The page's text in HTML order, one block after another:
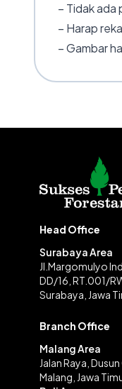
– Tidak ada
– Harap
– Gambar
Head Office
Surabaya Area
Jl.Margomulyo
DD/16, RT.001/
Surabaya, Jawa
Branch Office
Malang Area
Jalan Raya,
Malang, Jawa